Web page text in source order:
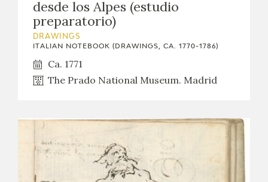
desde los Alpes (estudio
preparatorio)
DRAWINGS
ITALIAN NOTEBOOK (DRAWINGS, CA. 1770-1786)
Ca. 1771
The Prado National Museum. Madrid